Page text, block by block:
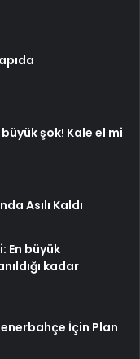
şok! Kale el mi
Asılı Kaldı
En büyük
kadar
İçin Plan